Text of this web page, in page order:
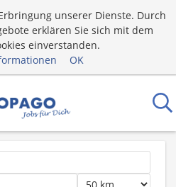
unserer Dienste. Durch
erklären Sie sich mit dem
einverstanden.
OK